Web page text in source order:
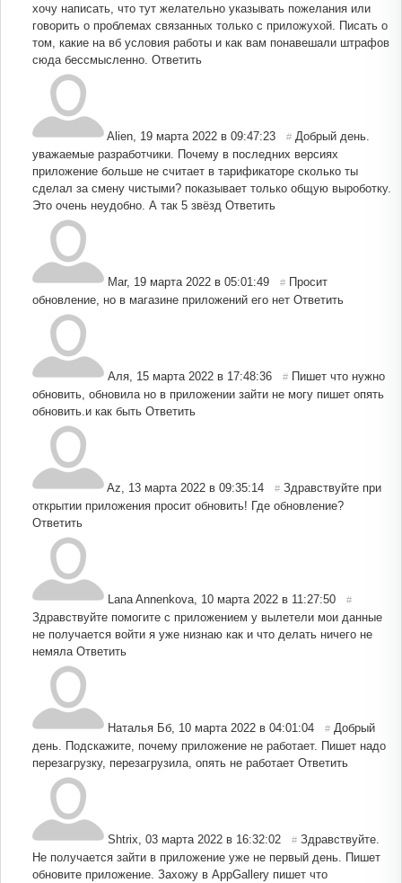
хочу написать, что тут желательно указывать пожелания или
говорить о проблемах связанных только с приложухой. Писать о
том, какие на вб условия работы и как вам понавешали штрафов
сюда бессмысленно. Ответить
Alien, 19 марта 2022 в 09:47:23 # Добрый день.
уважаемые разработчики. Почему в последних версиях
приложение больше не считает в тарификаторе сколько ты
сделал за смену чистыми? показывает только общую выроботку.
Это очень неудобно. А так 5 звёзд Ответить
Mar, 19 марта 2022 в 05:01:49 # Просит
обновление, но в магазине приложений его нет Ответить
Аля, 15 марта 2022 в 17:48:36 # Пишет что нужно
обновить, обновила но в приложении зайти не могу пишет опять
обновить.и как быть Ответить
Az, 13 марта 2022 в 09:35:14 # Здравствуйте при
открытии приложения просит обновить! Где обновление?
Ответить
Lana Annenkova, 10 марта 2022 в 11:27:50 #
Здравствуйте помогите с приложением у вылетели мои данные
не получается войти я уже низнаю как и что делать ничего не
немяла Ответить
Наталья Бб, 10 марта 2022 в 04:01:04 # Добрый
день. Подскажите, почему приложение не работает. Пишет надо
перезагрузку, перезагрузила, опять не работает Ответить
Shtrix, 03 марта 2022 в 16:32:02 # Здравствуйте.
Не получается зайти в приложение уже не первый день. Пишет
обновите приложение. Захожу в AppGallery пишет что